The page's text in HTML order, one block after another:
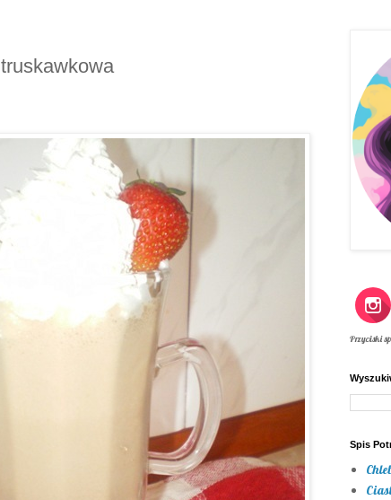
Przyciski
Spis